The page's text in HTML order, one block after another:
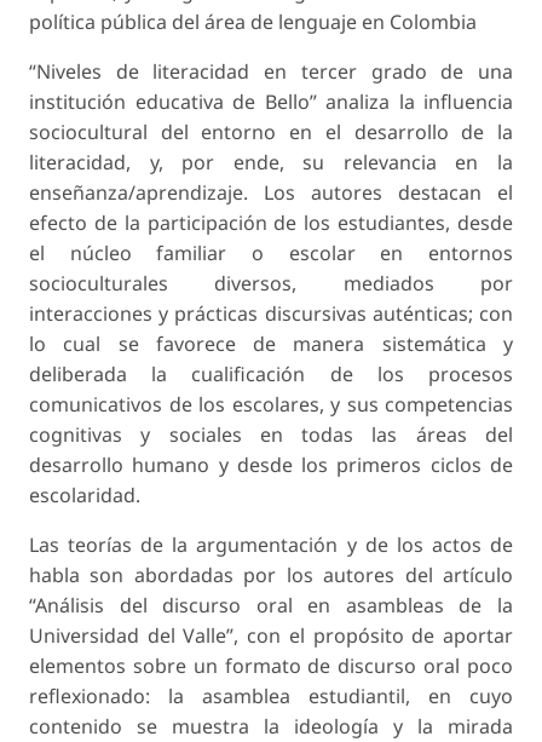
política pública del área de lenguaje en Colombia
“Niveles de literacidad en tercer grado de una
institución educativa de Bello” analiza la influencia
sociocultural del entorno en el desarrollo de la
literacidad, y, por ende, su relevancia en la
enseñanza/aprendizaje. Los autores destacan el
efecto de la participación de los estudiantes, desde
el núcleo familiar o escolar en entornos
socioculturales diversos, mediados por
interacciones y prácticas discursivas auténticas; con
lo cual se favorece de manera sistemática y
deliberada la cualificación de los procesos
comunicativos de los escolares, y sus competencias
cognitivas y sociales en todas las áreas del
desarrollo humano y desde los primeros ciclos de
escolaridad.
Las teorías de la argumentación y de los actos de
habla son abordadas por los autores del artículo
“Análisis del discurso oral en asambleas de la
Universidad del Valle”, con el propósito de aportar
elementos sobre un formato de discurso oral poco
reflexionado: la asamblea estudiantil, en cuyo
contenido se muestra la ideología y la mirada